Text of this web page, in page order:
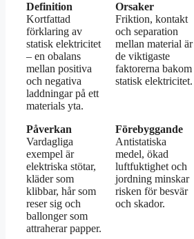
Definition
Kortfattad
förklaring av
statisk elektricitet
– en obalans
mellan positiva
och negativa
laddningar på ett
materials yta.
Orsaker
Friktion, kontakt
och separation
mellan material är
de viktigaste
faktorerna bakom
statisk elektricitet.
Påverkan
Vardagliga
exempel är
elektriska stötar,
kläder som
klibbar, hår som
reser sig och
ballonger som
attraherar papper.
Förebyggande
Antistatiska
medel, ökad
luftfuktighet och
jordning minskar
risken för besvär
och skador.